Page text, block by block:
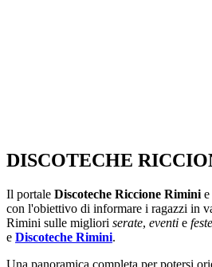
DISCOTECHE
Il portale Discoteche Riccione Rimini e
con l'obiettivo di informare i ragazzi in
Rimini sulle migliori serate, eventi e feste
e Discoteche Rimini.
Una panoramica completa per potersi